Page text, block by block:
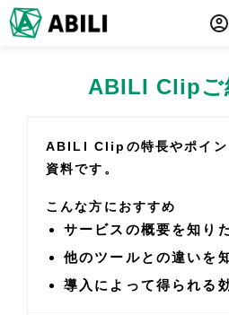
サービス
動画制作事
できるをふや
ABILI Clipご
ABILI Clipの特長やポイン
資料です。
こんな方におすすめ
サービスの概要を知り
他のツールとの違いを
導入によって得られる